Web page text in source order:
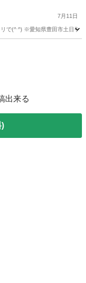
7月11日
で(^ ^) ※愛知県豊田市土日引
出来る
)